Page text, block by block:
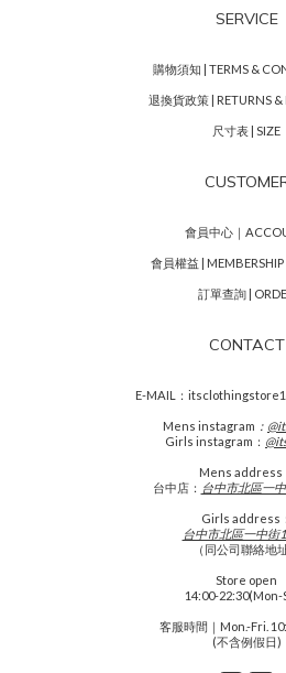
SERVICE
購物須知 | TERMS &
退換貨政策 | RETURNS
尺寸表 | SIZE
會員中心｜
會員權益 |
訂單查詢 |
CONTACT
E-MAIL：
Mens instagram ：
Girls instagram：
Mens address
台中店： 台中市北區一
Girls address：
台中市北區一中街
（同公司聯絡地址
Store open
14:00-22:30(Mon-
客服時間｜Mon.-Fri.
(不含例假日)